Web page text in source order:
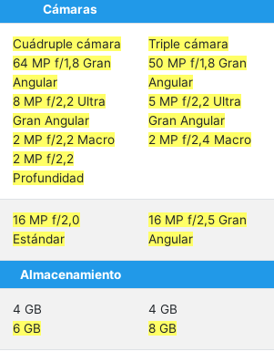
Cámaras
Cuádruple cámara
64 MP f/1,8 Gran
Angular
8 MP f/2,2 Ultra
Gran Angular
2 MP f/2,2 Macro
2 MP f/2,2
Profundidad
Triple cámara
50 MP f/1,8 Gran
Angular
5 MP f/2,2 Ultra
Gran Angular
2 MP f/2,4 Macro
16 MP f/2,0
Estándar
16 MP f/2,5 Gran
Angular
Almacenamiento
4 GB
6 GB
4 GB
8 GB